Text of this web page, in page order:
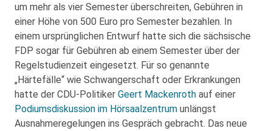
um mehr als vier Semester überschreiten, Gebühren in
einer Höhe von 500 Euro pro Semester bezahlen. In
einem ursprünglichen Entwurf hatte sich die sächsische
FDP sogar für Gebühren ab einem Semester über der
Regelstudienzeit eingesetzt. Für so genannte
„Härtefälle“ wie Schwangerschaft oder Erkrankungen
hatte der CDU-Politiker Geert Mackenroth auf einer
Podiumsdiskussion im Hörsaalzentrum unlängst
Ausnahmeregelungen ins Gespräch gebracht. Das neue